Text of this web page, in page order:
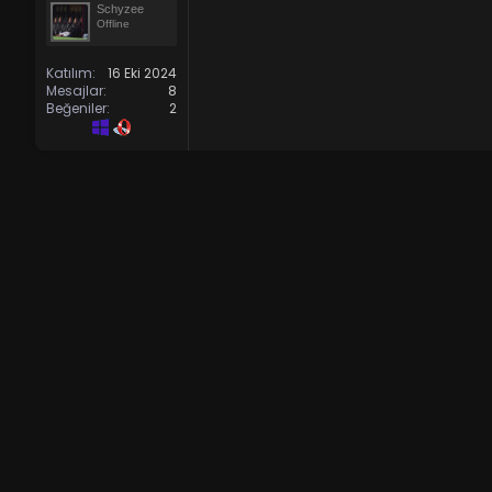
n
Schyzee
Offline
Katılım
16 Eki 2024
Mesajlar
8
Beğeniler
2